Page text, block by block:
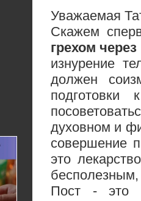
Уважаемая
Скажем
грехом
изнурение
должен
духовном и
совершение
это
бесполезным,
Пост - это